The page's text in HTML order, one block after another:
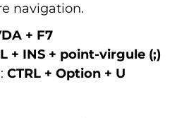
navigation.
+ F7
+ INS + point-virgule (;)
CTRL + Option + U